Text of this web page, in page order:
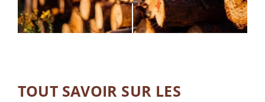
TOUT SAVOIR SUR LES